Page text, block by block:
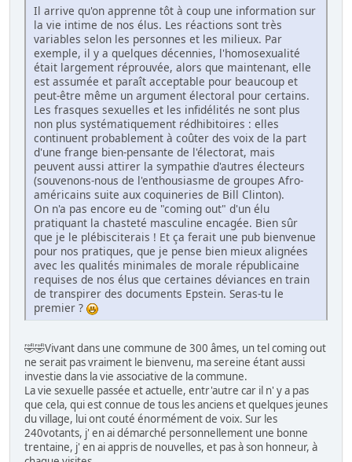
Il arrive qu'on apprenne tôt à coup une information sur
la vie intime de nos élus. Les réactions sont très
variables selon les personnes et les milieux. Par
exemple, il y a quelques décennies, l'homosexualité
était largement réprouvée, alors que maintenant, elle
est assumée et paraît acceptable pour beaucoup et
peut-être même un argument électoral pour certains.
Les frasques sexuelles et les infidélités ne sont plus
non plus systématiquement rédhibitoires : elles
continuent probablement à coûter des voix de la part
d'une frange bien-pensante de l'électorat, mais
peuvent aussi attirer la sympathie d'autres électeurs
(souvenons-nous de l'enthousiasme de groupes Afro-
américains suite aux coquineries de Bill Clinton).
On n'a pas encore eu de "coming out" d'un élu
pratiquant la chasteté masculine encagée. Bien sûr
que je le plébisciterais ! Et ça ferait une pub bienvenue
pour nos pratiques, que je pense bien mieux alignées
avec les qualités minimales de morale républicaine
requises de nos élus que certaines déviances en train
de transpirer des documents Epstein. Seras-tu le
premier ?
🤣🤣Vivant dans une commune de 300 âmes, un tel coming out
ne serait pas vraiment le bienvenu, ma sereine étant aussi
investie dans la vie associative de la commune.
La vie sexuelle passée et actuelle, entr'autre car il n' y a pas
que cela, qui est connue de tous les anciens et quelques jeunes
du village, lui ont couté énormément de voix. Sur les
240votants, j' en ai démarché personnellement une bonne
trentaine, j' en ai appris de nouvelles, et pas à son honneur, à